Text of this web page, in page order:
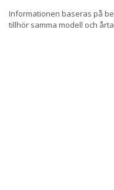
Informationen baseras på
tillhör samma modell och